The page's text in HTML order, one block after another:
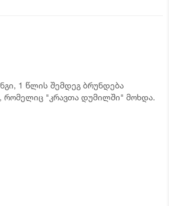
1 წლის შემდეგ ბრუნდება
რომელიც "კრავთა დუმილში" მოხდა.